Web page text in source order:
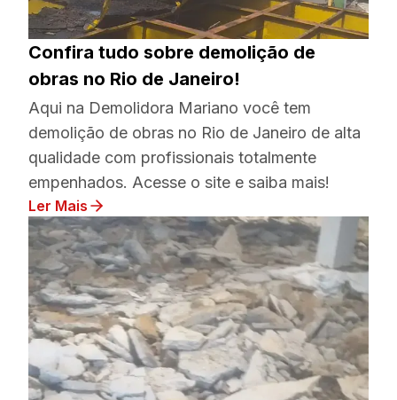
Confira tudo sobre demolição de
obras no Rio de Janeiro!
Aqui na Demolidora Mariano você tem
demolição de obras no Rio de Janeiro de alta
qualidade com profissionais totalmente
empenhados. Acesse o site e saiba mais!
Ler Mais